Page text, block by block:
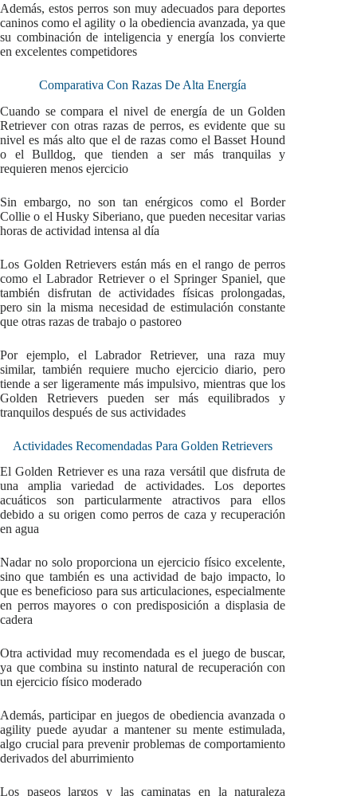
Además, estos perros son muy adecuados para deportes
caninos como el agility o la obediencia avanzada, ya que
su combinación de inteligencia y energía los convierte
en excelentes competidores
Comparativa Con Razas De Alta Energía
Cuando se compara el nivel de energía de un Golden
Retriever con otras razas de perros, es evidente que su
nivel es más alto que el de razas como el Basset Hound
o el Bulldog, que tienden a ser más tranquilas y
requieren menos ejercicio
Sin embargo, no son tan enérgicos como el Border
Collie o el Husky Siberiano, que pueden necesitar varias
horas de actividad intensa al día
Los Golden Retrievers están más en el rango de perros
como el Labrador Retriever o el Springer Spaniel, que
también disfrutan de actividades físicas prolongadas,
pero sin la misma necesidad de estimulación constante
que otras razas de trabajo o pastoreo
Por ejemplo, el Labrador Retriever, una raza muy
similar, también requiere mucho ejercicio diario, pero
tiende a ser ligeramente más impulsivo, mientras que los
Golden Retrievers pueden ser más equilibrados y
tranquilos después de sus actividades
Actividades Recomendadas Para Golden Retrievers
El Golden Retriever es una raza versátil que disfruta de
una amplia variedad de actividades. Los deportes
acuáticos son particularmente atractivos para ellos
debido a su origen como perros de caza y recuperación
en agua
Nadar no solo proporciona un ejercicio físico excelente,
sino que también es una actividad de bajo impacto, lo
que es beneficioso para sus articulaciones, especialmente
en perros mayores o con predisposición a displasia de
cadera
Otra actividad muy recomendada es el juego de buscar,
ya que combina su instinto natural de recuperación con
un ejercicio físico moderado
Además, participar en juegos de obediencia avanzada o
agility puede ayudar a mantener su mente estimulada,
algo crucial para prevenir problemas de comportamiento
derivados del aburrimiento
Los paseos largos y las caminatas en la naturaleza